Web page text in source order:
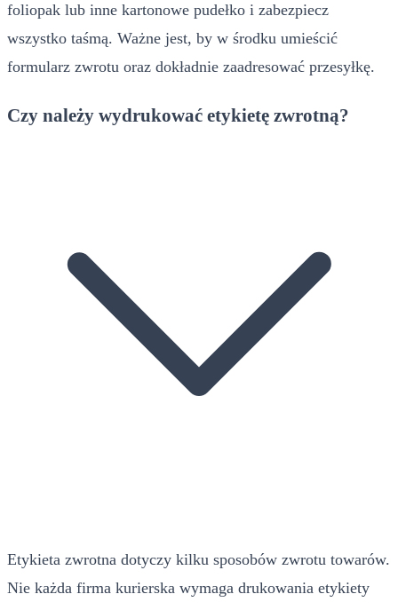
foliopak lub inne kartonowe pudełko i zabezpiecz
wszystko taśmą. Ważne jest, by w środku umieścić
formularz zwrotu oraz dokładnie zaadresować przesyłkę.
Czy należy wydrukować etykietę zwrotną?
Etykieta zwrotna dotyczy kilku sposobów zwrotu towarów.
Nie każda firma kurierska wymaga drukowania etykiety